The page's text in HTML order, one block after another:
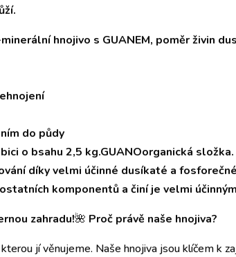
hnojivo s GUANEM, poměr živin
do půdy
o bsahu 2,5 kg.GUANOorganická
díky velmi účinné dusíkaté a
komponentů a činí je velmi
zahradu!🌺 Proč právě naše hnojiva?
jí věnujeme. Naše hnojiva jsou klíčem k